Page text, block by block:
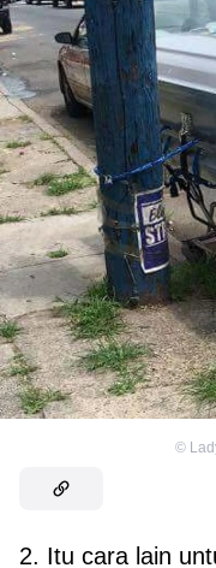
©
2. Itu cara lain